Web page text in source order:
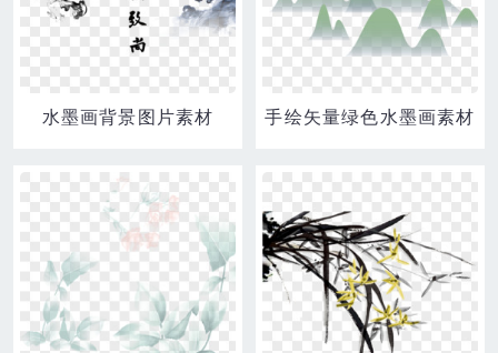
水墨画背景图片素材 手绘矢量绿色水墨画素材